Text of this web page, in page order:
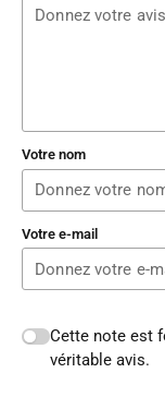
Votre nom
Votre e-mail
Cette note est
véritable avis.